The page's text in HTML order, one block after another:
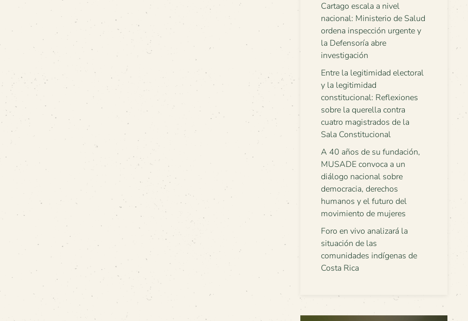
Cartago escala a nivel
nacional: Ministerio de Salud
ordena inspección urgente y
la Defensoría abre
investigación
Entre la legitimidad electoral
y la legitimidad
constitucional: Reflexiones
sobre la querella contra
cuatro magistrados de la
Sala Constitucional
A 40 años de su fundación,
MUSADE convoca a un
diálogo nacional sobre
democracia, derechos
humanos y el futuro del
movimiento de mujeres
Foro en vivo analizará la
situación de las
comunidades indígenas de
Costa Rica